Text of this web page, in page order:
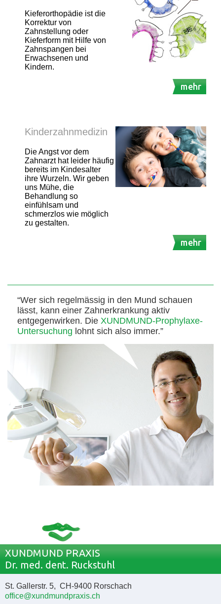
Kieferorthopädie ist die
Korrektur von
Zahnstellung oder
Kieferform mit Hilfe von
Zahnspangen bei
Erwachsenen und
Kindern.
mehr
Kinderzahnmedizin
Die Angst vor dem
Zahnarzt hat leider häufig
bereits im Kindesalter
ihre Wurzeln. Wir geben
uns Mühe, die
Behandlung so
einfühlsam und
schmerzlos wie möglich
zu gestalten.
mehr
“Wer sich regelmässig in den Mund schauen
lässt, kann einer Zahnerkrankung aktiv
entgegenwirken. Die XUNDMUND-Prophylaxe-
Untersuchung lohnt sich also immer.”
XUNDMUND PRAXIS
Dr. med. dent. Ruckstuhl
St. Gallerstr. 5, CH-9400 Rorschach
office@xundmundpraxis.ch